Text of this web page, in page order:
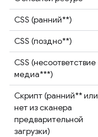
CSS (ранний**)
CSS (поздно**)
CSS (несоответствие
медиа***)
Скрипт (ранний** или
нет из сканера
предварительной
загрузки)